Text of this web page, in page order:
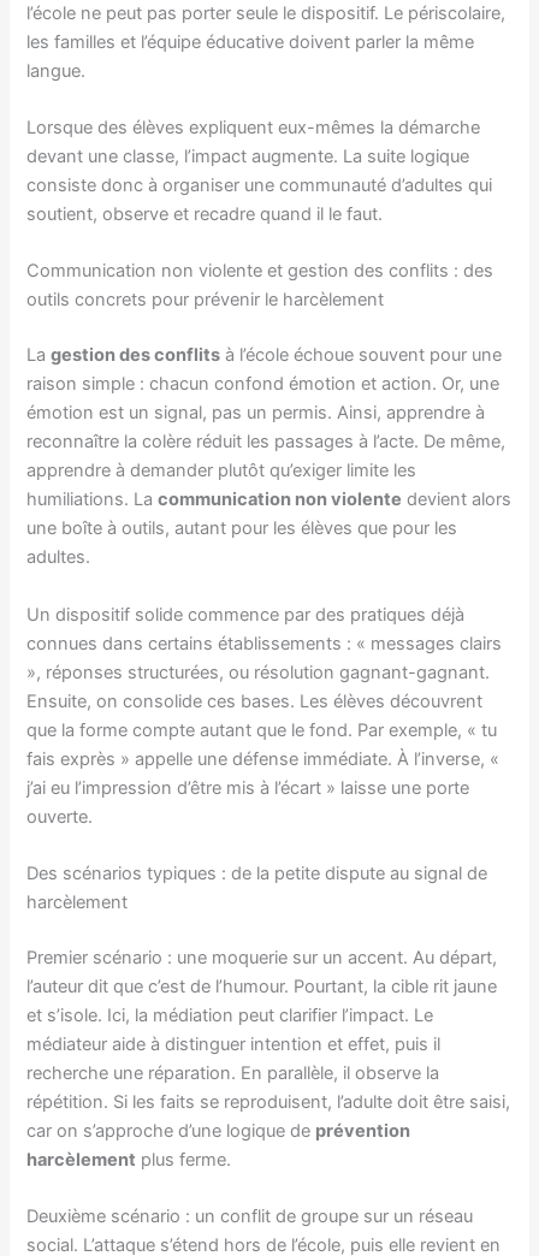
l’école ne peut pas porter seule le dispositif. Le périscolaire,
les familles et l’équipe éducative doivent parler la même
langue.
Lorsque des élèves expliquent eux-mêmes la démarche
devant une classe, l’impact augmente. La suite logique
consiste donc à organiser une communauté d’adultes qui
soutient, observe et recadre quand il le faut.
Communication non violente et gestion des conflits : des
outils concrets pour prévenir le harcèlement
Lagestion des conflits à l’école échoue souvent pour une
raison simple : chacun confond émotion et action. Or, une
émotion est un signal, pas un permis. Ainsi, apprendre à
reconnaître la colère réduit les passages à l’acte. De même,
apprendre à demander plutôt qu’exiger limite les
humiliations. Lacommunication non violente devient alors
une boîte à outils, autant pour les élèves que pour les
adultes.
Un dispositif solide commence par des pratiques déjà
connues dans certains établissements : « messages clairs
», réponses structurées, ou résolution gagnant-gagnant.
Ensuite, on consolide ces bases. Les élèves découvrent
que la forme compte autant que le fond. Par exemple, « tu
fais exprès » appelle une défense immédiate. À l’inverse, «
j’ai eu l’impression d’être mis à l’écart » laisse une porte
ouverte.
Des scénarios typiques : de la petite dispute au signal de
harcèlement
Premier scénario : une moquerie sur un accent. Au départ,
l’auteur dit que c’est de l’humour. Pourtant, la cible rit jaune
et s’isole. Ici, la médiation peut clarifier l’impact. Le
médiateur aide à distinguer intention et effet, puis il
recherche une réparation. En parallèle, il observe la
répétition. Si les faits se reproduisent, l’adulte doit être saisi,
car on s’approche d’une logique de prévention
harcèlement plus ferme.
Deuxième scénario : un conflit de groupe sur un réseau
social. L’attaque s’étend hors de l’école, puis elle revient en